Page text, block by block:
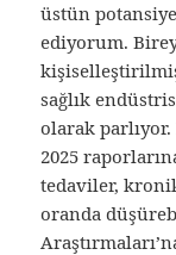
üstün
ediyorum.
sağlık
olarak parlıyor.
2025
tedaviler,
oranda